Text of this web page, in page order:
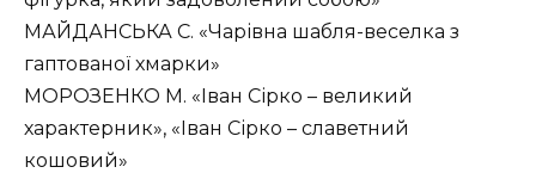
МАЙДАНСЬКА С. «Чарівна шабля-веселка з
гаптованої хмарки»
МОРОЗЕНКО М. «Іван Сірко – великий
характерник», «Іван Сірко – славетний
кошовий»